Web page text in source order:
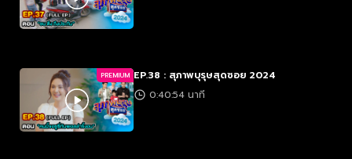
PREMIUM EP.38 : สุภาพบุรุษสุดซอย 2024
0:40:54 นาที